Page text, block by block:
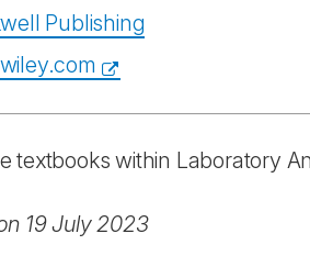
Publishing
textbooks within Laboratory
19 July 2023